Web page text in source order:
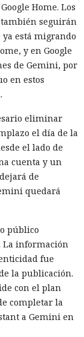
Home. Los
también seguirán
ya está migrando
y en Google
de Gemini, por
en estos
eliminar
el día de la
el lado de
cuenta y un
de
quedará
público
La información
fue
la publicación.
con el plan
completar la
a Gemini en
una catástrofe
a una
erróneo por
que los
hacia recursos
Gemini y
acceso de
dieron 2905